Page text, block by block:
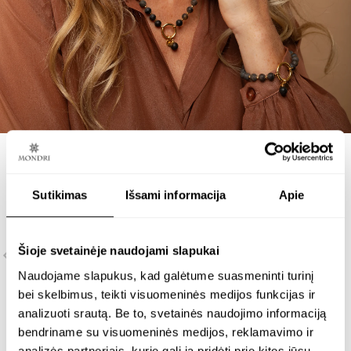
Sutikimas Išsami informacija Apie
Šioje svetainėje naudojami slapukai
Naudojame slapukus, kad galėtume suasmeninti turinį
bei skelbimus, teikti visuomeninės medijos funkcijas ir
analizuoti srautą. Be to, svetainės naudojimo informaciją
bendriname su visuomeninės medijos, reklamavimo ir
Daugiau informacijos apie pristatymo sąlygas rasite
Siuntimas.